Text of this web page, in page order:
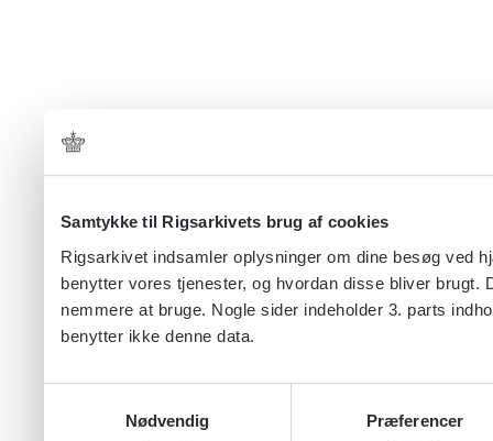
Samtykke til Rigsarkivets brug af cookies
Rigsarkivet indsamler oplysninger om dine besøg ved
benytter vores tjenester, og hvordan disse bliver
nemmere at bruge. Nogle sider indeholder 3. parts
benytter ikke denne data.
Nødvendig
Præferencer